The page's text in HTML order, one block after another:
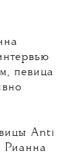
певица
Anti
Рианна